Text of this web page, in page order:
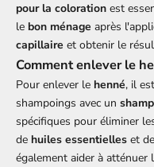
pour la coloration est
le bon ménage après
capillaire et obtenir le
Comment enlever le
Pour enlever le henné, il
shampoings avec un
spécifiques pour éliminer
de huiles essentielles et de
également aider à atténuer